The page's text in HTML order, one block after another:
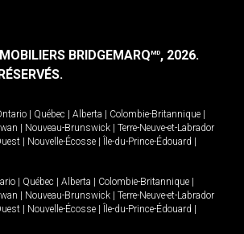
BRIDGEMARQMD, 2026.
| Québec | Alberta | Colombie-Britannique |
| Nouveau-Brunswick | Terre-Neuve-et-Labrador
| Nouvelle-Écosse | Île-du-Prince-Édouard |
| Québec | Alberta | Colombie-Britannique |
| Nouveau-Brunswick | Terre-Neuve-et-Labrador
| Nouvelle-Écosse | Île-du-Prince-Édouard |